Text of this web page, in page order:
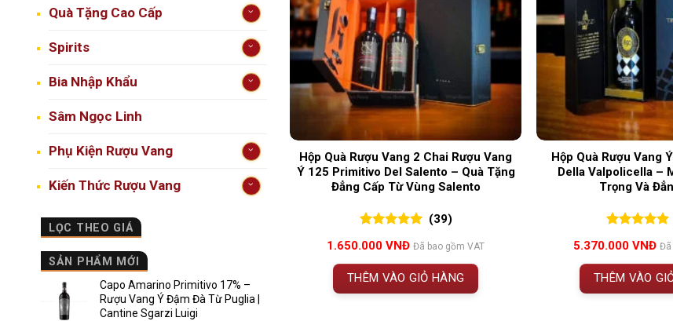
Quà Tặng Cao Cấp
Spirits
Bia Nhập Khẩu
Sâm Ngọc Linh
Phụ Kiện Rượu Vang
Kiến Thức Rượu Vang
LỌC THEO GIÁ
SẢN PHẨM MỚI
Capo Amarino Primitivo 17% –
Rượu Vang Ý Đậm Đà Từ Puglia |
Cantine Sgarzi Luigi
Hộp Quà Rượu Vang 2 Chai Rượu Vang
Ý 125 Primitivo Del Salento – Quà Tặng
Đẳng Cấp Từ Vùng Salento
đánh giá
(39)
1.650.000VNĐ Đã bao gồm VAT
THÊM VÀO GIỎ HÀNG
Hộp Quà Rượu Vang
Della Valpolicella –
Trọng Và
đánh giá
5.370.000VNĐ Đã
THÊM VÀO